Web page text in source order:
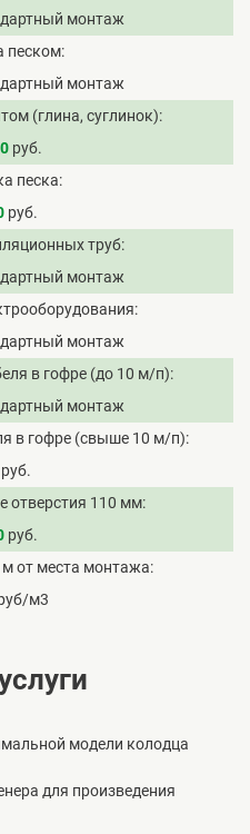
монтаж
песком
монтаж
(глина, суглинок)
руб.
песка
руб.
труб
монтаж
монтаж
в гофре (до 10 м/п)
монтаж
в гофре (свыше 10 м/п)
руб.
отверстия 110 мм
руб.
от места монтажа
м3
модели колодца
для произведения